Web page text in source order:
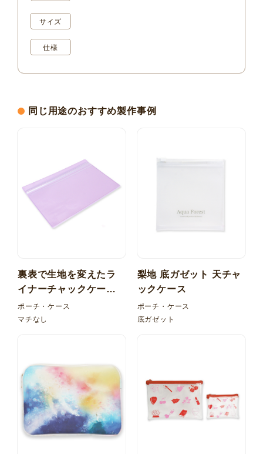
サイズ
仕様
同じ用途のおすすめ製作事例
裏表で生地を変えたラ
イナーチャックケー
ス！塩ビ（PVC）マチ
なし
ポーチ・ケース
マチなし
梨地 底ガゼット 天チャ
ックケース
ポーチ・ケース
底ガゼット